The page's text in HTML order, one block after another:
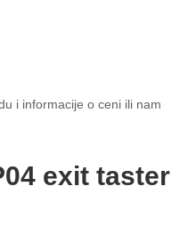
i informacije o ceni ili nam
exit taster